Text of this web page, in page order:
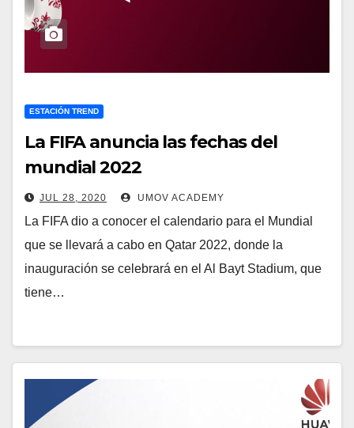
ESTACIÓN TREND
La FIFA anuncia las fechas del
mundial 2022
JUL 28, 2020 UMOV ACADEMY
La FIFA dio a conocer el calendario para el Mundial
que se llevará a cabo en Qatar 2022, donde la
inauguración se celebrará en el Al Bayt Stadium, que
tiene…